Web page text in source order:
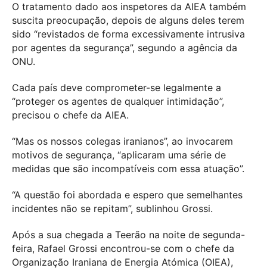
O tratamento dado aos inspetores da AIEA também
suscita preocupação, depois de alguns deles terem
sido “revistados de forma excessivamente intrusiva
por agentes da segurança”, segundo a agência da
ONU.
Cada país deve comprometer-se legalmente a
“proteger os agentes de qualquer intimidação”,
precisou o chefe da AIEA.
“Mas os nossos colegas iranianos”, ao invocarem
motivos de segurança, “aplicaram uma série de
medidas que são incompatíveis com essa atuação”.
“A questão foi abordada e espero que semelhantes
incidentes não se repitam”, sublinhou Grossi.
Após a sua chegada a Teerão na noite de segunda-
feira, Rafael Grossi encontrou-se com o chefe da
Organização Iraniana de Energia Atómica (OIEA),